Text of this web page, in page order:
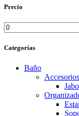
Precio
Categorías
Baño